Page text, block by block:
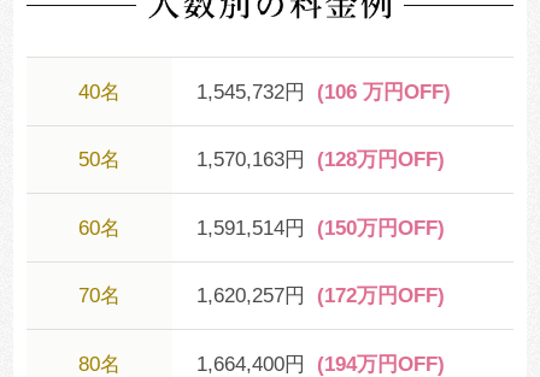
40名 1,545,732円 (106 万円OFF)
50名 1,570,163円 (128万円OFF)
60名 1,591,514円 (150万円OFF)
70名 1,620,257円 (172万円OFF)
80名 1,664,400円 (194万円OFF)